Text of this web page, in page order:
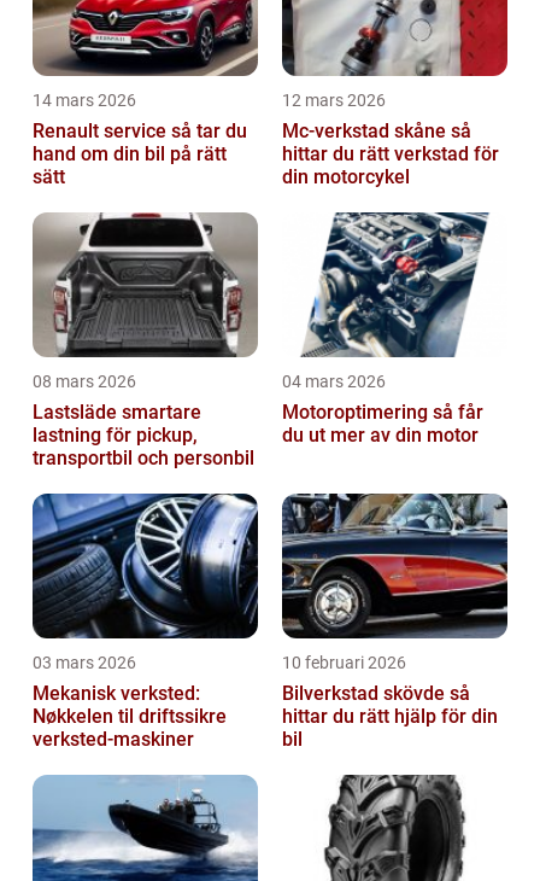
14 mars 2026
Renault service så tar du
hand om din bil på rätt
sätt
12 mars 2026
Mc-verkstad skåne så
hittar du rätt verkstad för
din motorcykel
08 mars 2026
Lastsläde smartare
lastning för pickup,
transportbil och personbil
04 mars 2026
Motoroptimering så får
du ut mer av din motor
03 mars 2026
Mekanisk verksted:
Nøkkelen til driftssikre
verksted-maskiner
10 februari 2026
Bilverkstad skövde så
hittar du rätt hjälp för din
bil